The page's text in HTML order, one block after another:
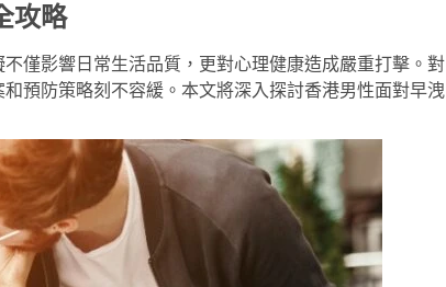
攻略
僅影響日常生活品質，更對心理健康造成嚴重打擊。對
預防策略刻不容緩。本文將深入探討香港男性面對早洩